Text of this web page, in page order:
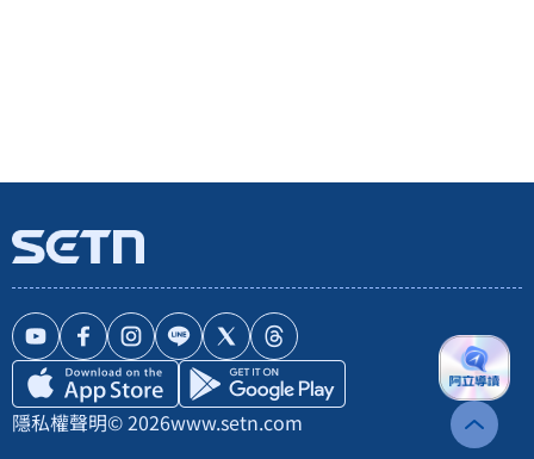
隱私權聲明© 2026www.setn.com